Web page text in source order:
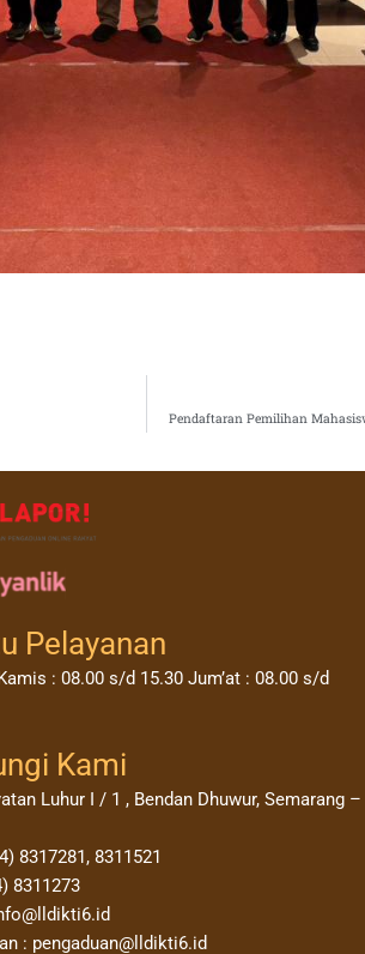
Pendaftaran Pemilihan
Pelayanan
: 08.00 s/d 15.30 Jum’at : 08.00 s/d
Kami
Luhur I / 1 , Bendan Dhuwur, Semarang –
8317281, 8311521
8311273
: pengaduan@lldikti6.id